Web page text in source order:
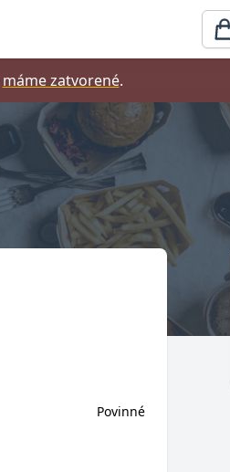
máme zatvorené.
Povinné